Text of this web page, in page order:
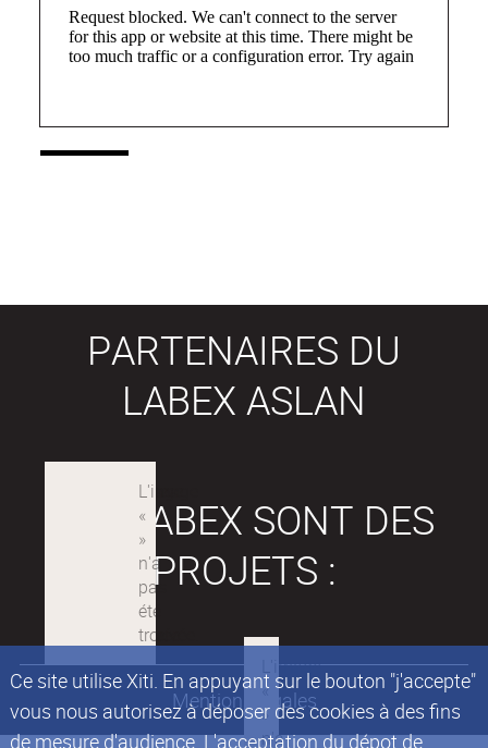
Ce site utilise Xiti. En appuyant sur le bouton "j'accepte"
vous nous autorisez à déposer des cookies à des fins
de mesure d'audience. L'acceptation du dépot de
PARTENAIRES DU
LABEX ASLAN
LES LABEX SONT DES
PROJETS :
Mentions légales